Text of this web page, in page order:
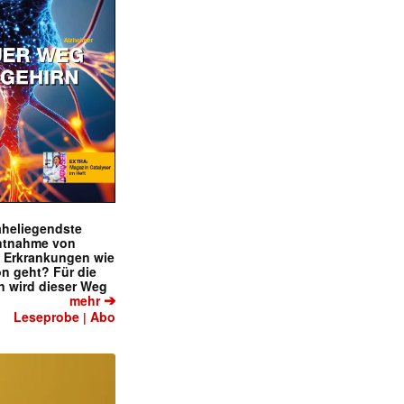
von
wie
geht? Für die
wird dieser Weg
mehr➔
Leseprobe |Abo